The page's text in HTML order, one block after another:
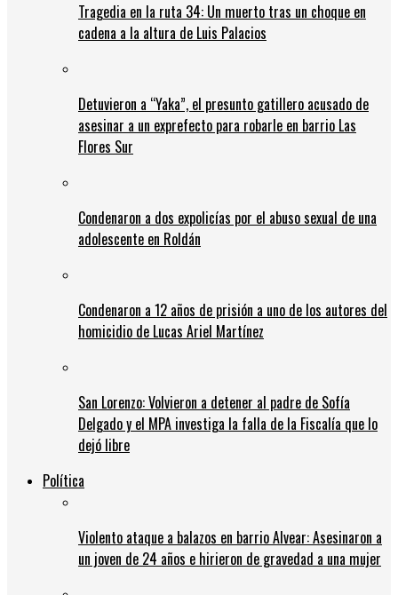
Tragedia en la ruta 34: Un muerto tras un choque en
cadena a la altura de Luis Palacios
Detuvieron a “Yaka”, el presunto gatillero acusado de
asesinar a un exprefecto para robarle en barrio Las
Flores Sur
Condenaron a dos expolicías por el abuso sexual de una
adolescente en Roldán
Condenaron a 12 años de prisión a uno de los autores del
homicidio de Lucas Ariel Martínez
San Lorenzo: Volvieron a detener al padre de Sofía
Delgado y el MPA investiga la falla de la Fiscalía que lo
dejó libre
Política
Violento ataque a balazos en barrio Alvear: Asesinaron a
un joven de 24 años e hirieron de gravedad a una mujer